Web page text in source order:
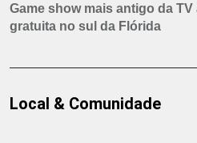
Game show mais antigo da
gratuita no sul da Flórida
Local & Comunidade